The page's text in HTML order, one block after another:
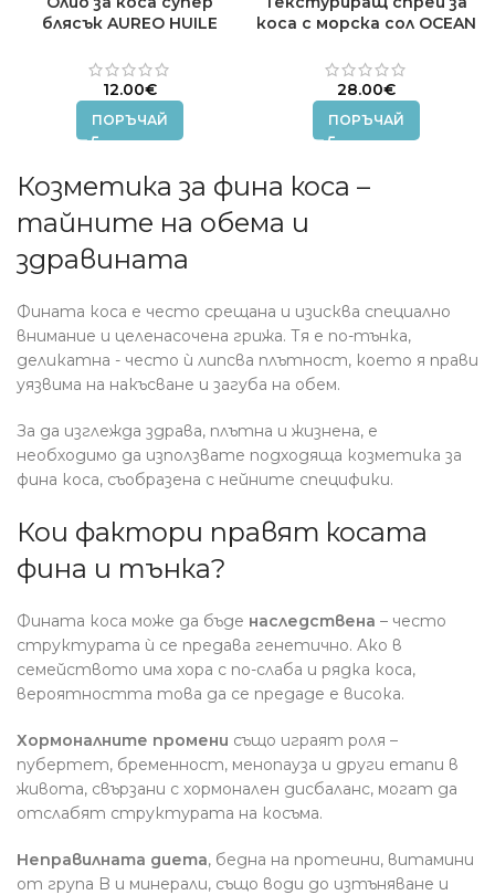
блясък AUREO HUILE
12.00€
ПОРЪЧАЙ
коса с морска сол OCEAN
28.00€
ПОРЪЧАЙ
Козметика за фина коса –
тайните на обема и
здравината
Фината коса е често срещана и изисква специално
внимание и целенасочена грижа. Тя е по-тънка,
деликатна - често ѝ липсва плътност, което я прави
уязвима на накъсване и загуба на обем.
За да изглежда здрава, плътна и жизнена, е
необходимо да използвате подходяща козметика за
фина коса, съобразена с нейните специфики.
Кои фактори правят косата
фина и тънка?
Фината коса може да бъде наследствена – често
структурата ѝ се предава генетично. Ако в
семейството има хора с по-слаба и рядка коса,
вероятността това да се предаде е висока.
Хормоналните промени също играят роля –
пубертет, бременност, менопауза и други етапи в
живота, свързани с хормонален дисбаланс, могат да
отслабят структурата на косъма.
Неправилната диета, бедна на протеини, витамини
от група B и минерали, също води до изтъняване и